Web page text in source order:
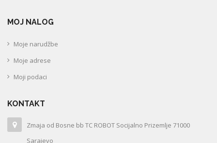
MOJ NALOG
Moje narudžbe
Moje adrese
Moji podaci
KONTAKT
Zmaja od Bosne bb TC ROBOT Socijalno Prizemlje 71000
Sarajevo